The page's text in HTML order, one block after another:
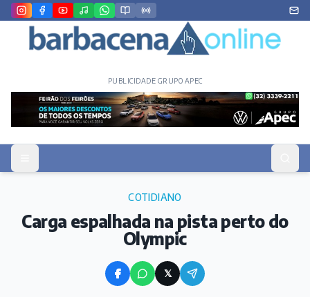
PUBLICIDADE GRUPO APEC
COTIDIANO
Carga espalhada na pista perto do
Olympic
𝕏